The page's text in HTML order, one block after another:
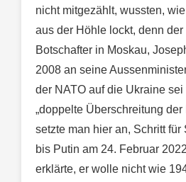
nicht mitgezählt, wussten,
aus der Höhle lockt, denn
Botschafter in Moskau,
2008 an seine
der NATO auf die Ukraine
„doppelte Überschreitung der
setzte man hier an, Schritt für
bis Putin am 24. Februar
erklärte, er wolle nicht wie